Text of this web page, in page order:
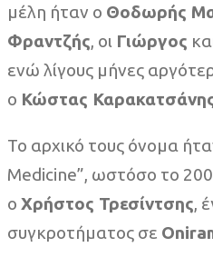
μέλη ήταν ο Θοδωρής
Φραντζής, οι Γιώργος
ενώ λίγους μήνες
ο Κώστας
Το αρχικό τους όνομα
Medicine”, ωστόσο το
ο Χρήστος Τρεσίντσης,
συγκροτήματος σε